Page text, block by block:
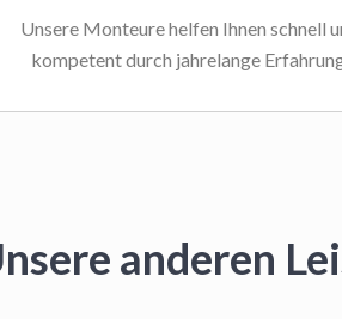
Unsere Monteure helfen Ihnen schnell
kompetent durch jahrelange
anderen